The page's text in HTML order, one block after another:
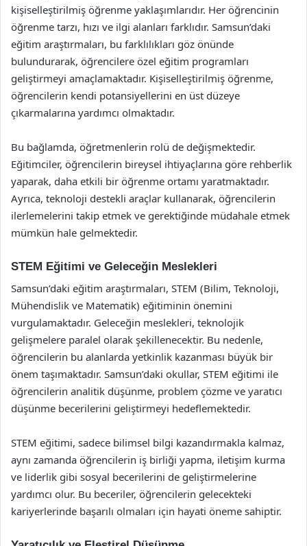
kişiselleştirilmiş öğrenme yaklaşımlarıdır. Her öğrencinin
öğrenme tarzı, hızı ve ilgi alanları farklıdır. Samsun’daki
eğitim araştırmaları, bu farklılıkları göz önünde
bulundurarak, öğrencilere özel eğitim programları
geliştirmeyi amaçlamaktadır. Kişiselleştirilmiş öğrenme,
öğrencilerin kendi potansiyellerini en üst düzeye
çıkarmalarına yardımcı olmaktadır.
Bu bağlamda, öğretmenlerin rolü de değişmektedir.
Eğitimciler, öğrencilerin bireysel ihtiyaçlarına göre rehberlik
yaparak, daha etkili bir öğrenme ortamı yaratmaktadır.
Ayrıca, teknoloji destekli araçlar kullanarak, öğrencilerin
ilerlemelerini takip etmek ve gerektiğinde müdahale etmek
mümkün hale gelmektedir.
STEM Eğitimi ve Geleceğin Meslekleri
Samsun’daki eğitim araştırmaları, STEM (Bilim, Teknoloji,
Mühendislik ve Matematik) eğitiminin önemini
vurgulamaktadır. Geleceğin meslekleri, teknolojik
gelişmelere paralel olarak şekillenecektir. Bu nedenle,
öğrencilerin bu alanlarda yetkinlik kazanması büyük bir
önem taşımaktadır. Samsun’daki okullar, STEM eğitimi ile
öğrencilerin analitik düşünme, problem çözme ve yaratıcı
düşünme becerilerini geliştirmeyi hedeflemektedir.
STEM eğitimi, sadece bilimsel bilgi kazandırmakla kalmaz,
aynı zamanda öğrencilerin iş birliği yapma, iletişim kurma
ve liderlik gibi sosyal becerilerini de geliştirmelerine
yardımcı olur. Bu beceriler, öğrencilerin gelecekteki
kariyerlerinde başarılı olmaları için hayati öneme sahiptir.